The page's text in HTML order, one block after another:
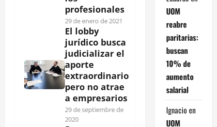
profesionales
29 de enero de 2021
El lobby
jurídico busca
judicializar el
aporte
extraordinario
pero no atrae
a empresarios
29 de septiembre de
2020
UOM
reabre
paritarias:
buscan
10% de
aumento
salarial
Ignacio en
UOM